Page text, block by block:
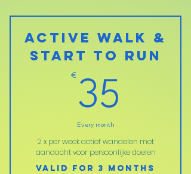
Active Walk &
Start to Run
€
35
Every month
2 x per week actief wandelen met
aandacht voor persoonlijke doelen
Valid for 3 months